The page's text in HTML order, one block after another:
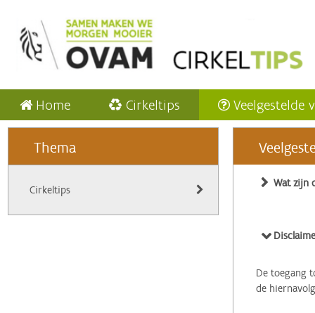
Home Cirkeltips Veelgestelde
Thema
Cirkeltips
Wat zijn
De toegang
de